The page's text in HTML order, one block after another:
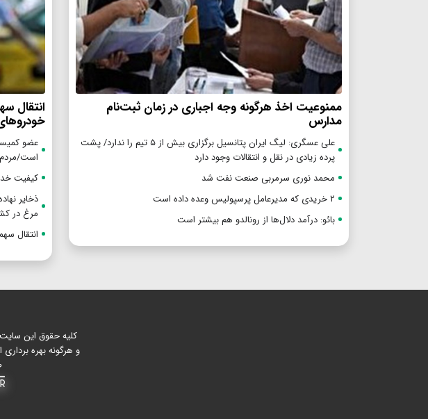
ممنوعیت اخذ هرگونه وجه اجباری در زمان ثبت‌نام
مدارس
علی عسگری: لیگ ایران پتانسیل برگزاری بیش از ۵ تیم را ندارد/ پشت
پرده زیادی در نقل و انتقالات وجود دارد
محمد نوری سرمربی صنعت نفت شد
۲ خریدی که مدیرعامل پرسپولیس وعده داده است
بائو: درآمد دلال‌ها از رونالدو هم بیشتر است
انتقال
عضو
است/مردم
کیفیت
مرغ در
انتقال
کلیه حقوق این
و هرگونه بهره